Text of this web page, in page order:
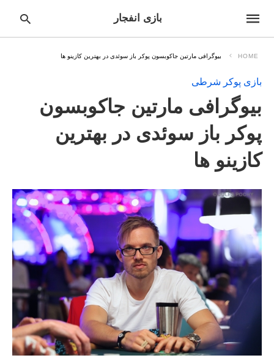
بازی انفجار
HOME بیوگرافی مارتین جاکوبسون پوکر باز سوئدی در بهترین کازینو ها
بازی پوکر شرطی
بیوگرافی مارتین جاکوبسون
پوکر باز سوئدی در بهترین
کازینو ها